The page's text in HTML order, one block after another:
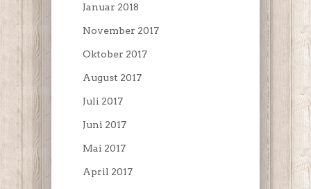
Januar 2018
November 2017
Oktober 2017
August 2017
Juli 2017
Juni 2017
Mai 2017
April 2017